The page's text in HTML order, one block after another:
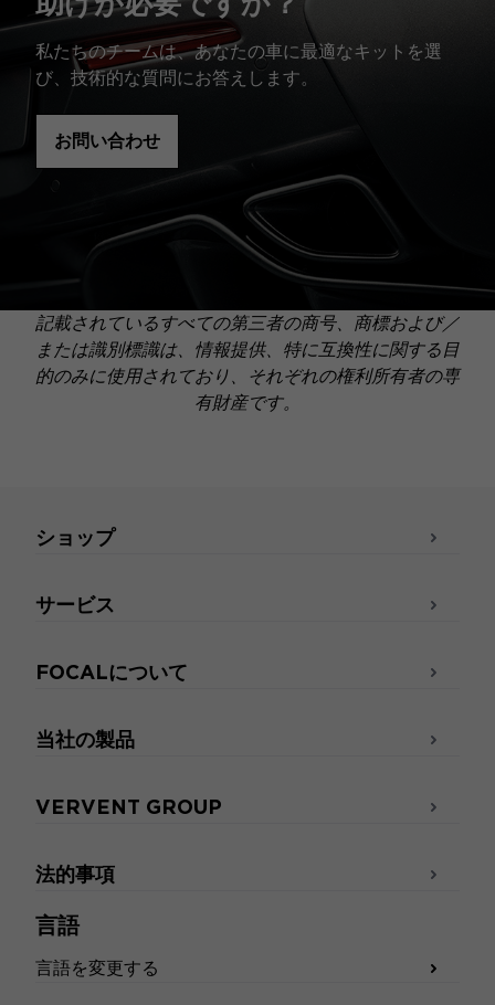
私たちのチームは、あなたの車に最適なキットを選
び、技術的な質問にお答えします。
お問い合わせ
記載されているすべての第三者の商号、商標および／
または識別標識は、情報提供、特に互換性に関する目
的のみに使用されており、それぞれの権利所有者の専
有財産です。
言語
言語を変更する
ショップ
サービス
FOCALについて
当社の製品
VERVENT GROUP
法的事項